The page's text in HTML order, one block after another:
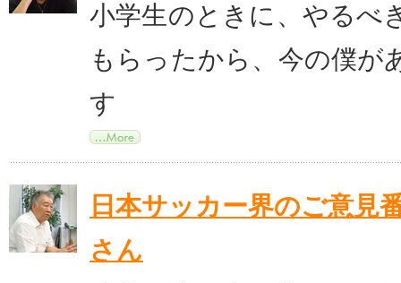
小学生のときに、やるべ
もらったから、今の僕が
す
日本サッカー界のご意
さん